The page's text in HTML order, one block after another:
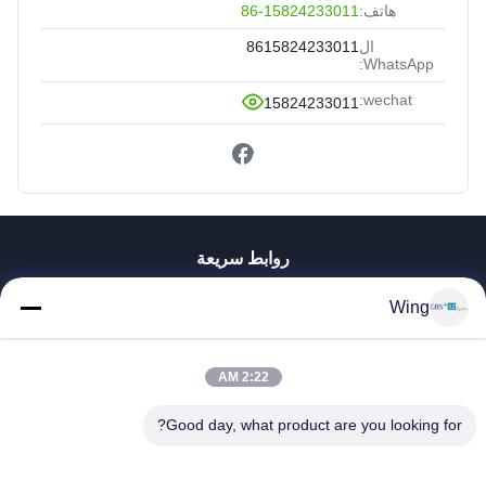
هاتف: 86-15824233011
ال
WhatsApp:
8615824233011
wechat:
15824233011
روابط سريعة
برنامج VR
جولة في المصنع
Wing
2:22 AM
Good day, what product are you looking for?